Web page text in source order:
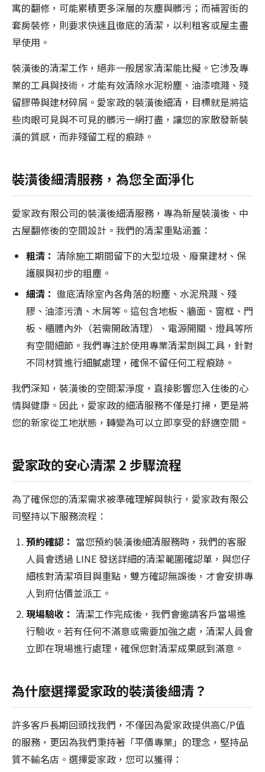
寓的翻修，可能累積更多深層的灰塵與髒污；而補習街的
套房裝修，則要求快速且徹底的清潔，以利租客或屋主盡
早使用。
裝潢後的清潔工作，絕非一般居家清潔能比擬。它涉及專
業的工具與技術，才能有效清除水泥粉塵、油漆噴濺、殘
留膠帶與建材碎屑。愛家政的裝潢後細清，目標就是將這
些肉眼可見與不可見的髒污一網打盡，讓您的家散發新裝
潢的質感，而非殘留工程的痕跡。
裝潢後細清服務，為您全面淨化
愛家政有限公司的裝潢後細清服務，專為新屋裝潢後、中
古屋翻修後的空間設計。我們的清潔重點涵蓋：
粗清： 清除施工期間留下的大型垃圾、廢棄建材、保
護膜與初步的粗塵。
細清： 徹底清除室內各角落的粉塵、水泥飛濺、殘
膠、油漆污漬、木屑等。這包含地板、牆面、窗框、門
板、櫃體內外（若需開啟清理）、電源開關、燈具等所
有空間細節。我們專注於使用專業清潔劑與工具，針對
不同材質進行細膩處理，確保不留任何工程痕跡。
我們深知，裝潢後的空間潔淨度，直接影響您入住後的心
情與健康。因此，愛家政的細清服務不僅是打掃，更是將
您的新家從工地狀態，轉變為可以立即享受的舒適空間。
愛家政的安心清潔 2 步驟流程
為了確保您的清潔需求被準確理解與執行，愛家政有限公
司堅持以下服務流程：
預約確認： 當您預約裝潢後細清服務時，我們的客服
人員會透過 LINE 發送詳細的清潔範圍確認單，與您仔
細核對清潔項目與重點，雙方確認無誤後，才會安排專
人到府估價並派工。
現場驗收： 清潔工作完成後，我們會邀請客戶當場進
行驗收。若有任何不滿意或需要加強之處，清潔人員會
立即在現場進行處理，確保您對清潔成果感到滿意。
為什麼選擇愛家政的裝潢後細清？
許多客戶長期回頭找我們，不僅因為愛家政提供高C/P值
的服務，更因為我們秉持著「平價專業」的理念，堅持品
質不輸名店。選擇愛家政，您可以獲得：